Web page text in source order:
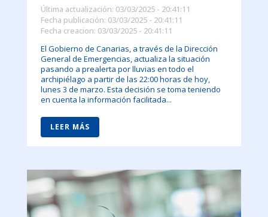
Última actualización: 03/03/2025 - 20:41:11
Fecha publicación: 03/03/2025 - 20:41:11
Fecha creacion: 03/03/2025 - 20:41:11
El Gobierno de Canarias, a través de la Dirección
General de Emergencias, actualiza la situación
pasando a prealerta por lluvias en todo el
archipiélago a partir de las 22:00 horas de hoy,
lunes 3 de marzo. Esta decisión se toma teniendo
en cuenta la información facilitada...
LEER MÁS